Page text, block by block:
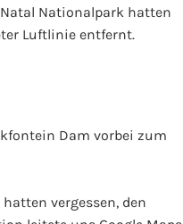
Nationalpark hatten
Luftlinie entfernt.
Dam vorbei zum
hatten vergessen, den